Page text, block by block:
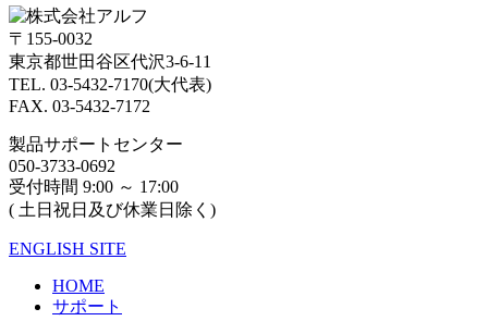
〒155-0032
東京都世田谷区代沢3-6-11
TEL. 03-5432-7170(大代表)
FAX. 03-5432-7172
製品サポートセンター
050-3733-0692
受付時間 9:00 ～ 17:00
( 土日祝日及び休業日除く)
ENGLISH SITE
HOME
サポート